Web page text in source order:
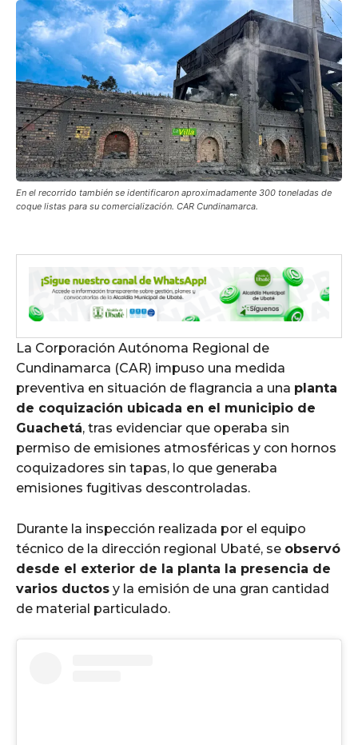
En el recorrido también se identificaron aproximadamente 300 toneladas de
coque listas para su comercialización. CAR Cundinamarca.
La Corporación Autónoma Regional de
Cundinamarca (CAR) impuso una medida
preventiva en situación de flagrancia a una planta
de coquización ubicada en el municipio de
Guachetá, tras evidenciar que operaba sin
permiso de emisiones atmosféricas y con hornos
coquizadores sin tapas, lo que generaba
emisiones fugitivas descontroladas.
Durante la inspección realizada por el equipo
técnico de la dirección regional Ubaté, se observó
desde el exterior de la planta la presencia de
varios ductos y la emisión de una gran cantidad
de material particulado.